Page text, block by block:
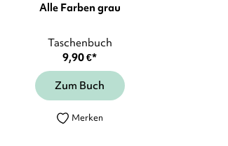
Alle Farben grau
Taschenbuch
9,90€*
Zum Buch
Merken